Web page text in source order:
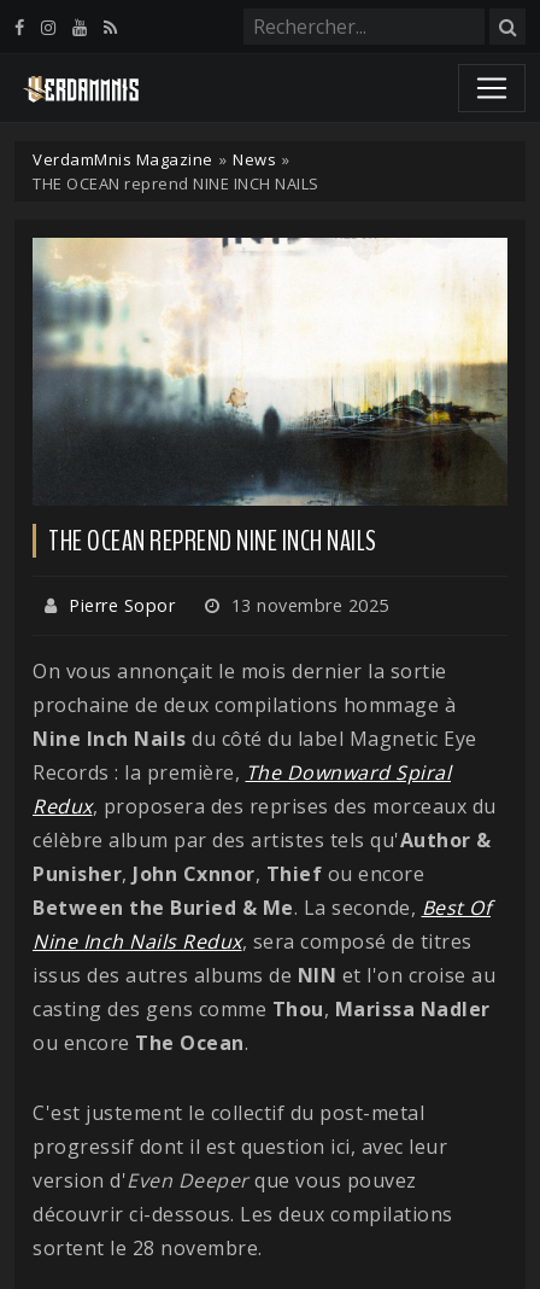
VerdamMnis Magazine » News »
THE OCEAN reprend NINE INCH NAILS
THE OCEAN REPREND NINE INCH NAILS
Pierre Sopor 13 novembre 2025
On vous annonçait le mois dernier la sortie
prochaine de deux compilations hommage à
Nine Inch Nails du côté du label Magnetic Eye
Records : la première, The Downward Spiral
Redux, proposera des reprises des morceaux du
célèbre album par des artistes tels qu'Author &
Punisher, John Cxnnor, Thief ou encore
Between the Buried & Me. La seconde, Best Of
Nine Inch Nails Redux, sera composé de titres
issus des autres albums de NIN et l'on croise au
casting des gens comme Thou, Marissa Nadler
ou encore The Ocean.
C'est justement le collectif du post-metal
progressif dont il est question ici, avec leur
version d'Even Deeperque vous pouvez
découvrir ci-dessous. Les deux compilations
sortent le 28 novembre.
Panneau de gestion des cookies